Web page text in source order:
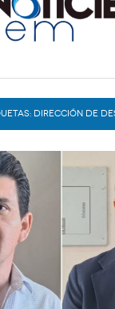
LAGUNA
LA HISTORIA
DIRECCIÓN DE